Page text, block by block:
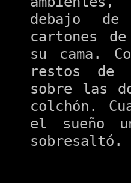
debajo
cartones
su cama.
restos de
sobre las
colchón.
el sueño
sobresaltó.